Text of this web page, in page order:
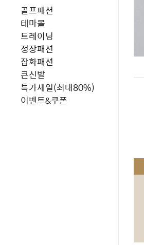
골프패션
테마몰
트레이닝
정장패션
잡화패션
큰신발
특가세일(최대80%)
이벤트&쿠폰